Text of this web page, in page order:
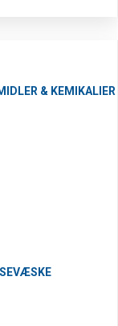
& KEMIKALIER